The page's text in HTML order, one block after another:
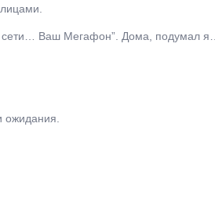
сети… Ваш Мегафон”. Дома, подумал я…
ожидания.